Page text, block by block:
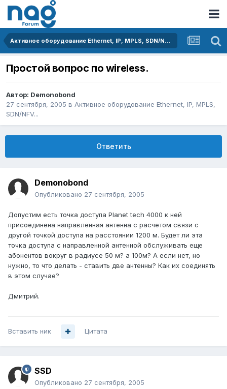
Активное оборудование Ethernet, IP, MPLS, SDN/NFV...
Простой вопрос по wireless.
Автор: Demonobond
27 сентября, 2005 в Активное оборудование Ethernet, IP, MPLS,
SDN/NFV...
Ответить
Demonobond
Опубликовано 27 сентября, 2005
Допустим есть точка доступа Planet tech 4000 к ней
присоединена направленная антенна с расчетом связи с
другой точкой доступа на расстоянии 1200 м. Будет ли эта
точка доступа с направленной антенной обслуживать еще
абонентов вокруг в радиусе 50 м? а 100м? А если нет, но
нужно, то что делать - ставить две антенны? Как их соединять
в этом случае?
Дмитрий.
Вставить ник Цитата
SSD
Опубликовано 27 сентября, 2005